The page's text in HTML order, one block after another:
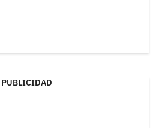
PUBLICIDAD